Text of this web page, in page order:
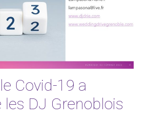
Covid-19 a
DJ Grenoblois